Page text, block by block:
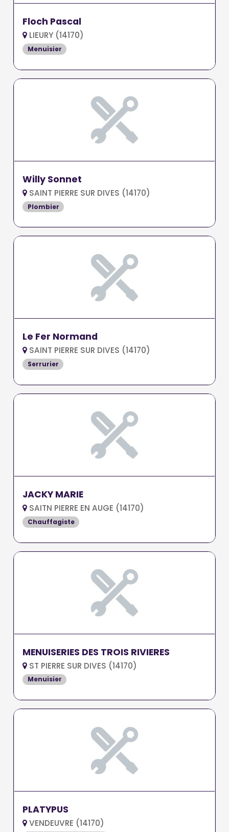
Floch Pascal
LIEURY (14170)
Menuisier
Willy Sonnet
SAINT PIERRE SUR DIVES (14170)
Plombier
Le Fer Normand
SAINT PIERRE SUR DIVES (14170)
Serrurier
JACKY MARIE
SAITN PIERRE EN AUGE (14170)
Chauffagiste
MENUISERIES DES TROIS RIVIERES
ST PIERRE SUR DIVES (14170)
Menuisier
PLATYPUS
VENDEUVRE (14170)